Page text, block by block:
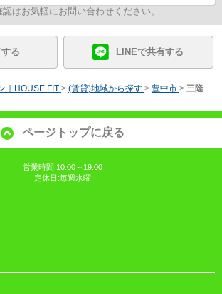
はお気軽にお問い合わせください。
る LINEで共有する
｜HOUSE FIT > (賃貸)地域から探す > 豊中市 > 三隆
ページトップに戻る
営業時間:10:00～19:00
定休日:毎週水曜